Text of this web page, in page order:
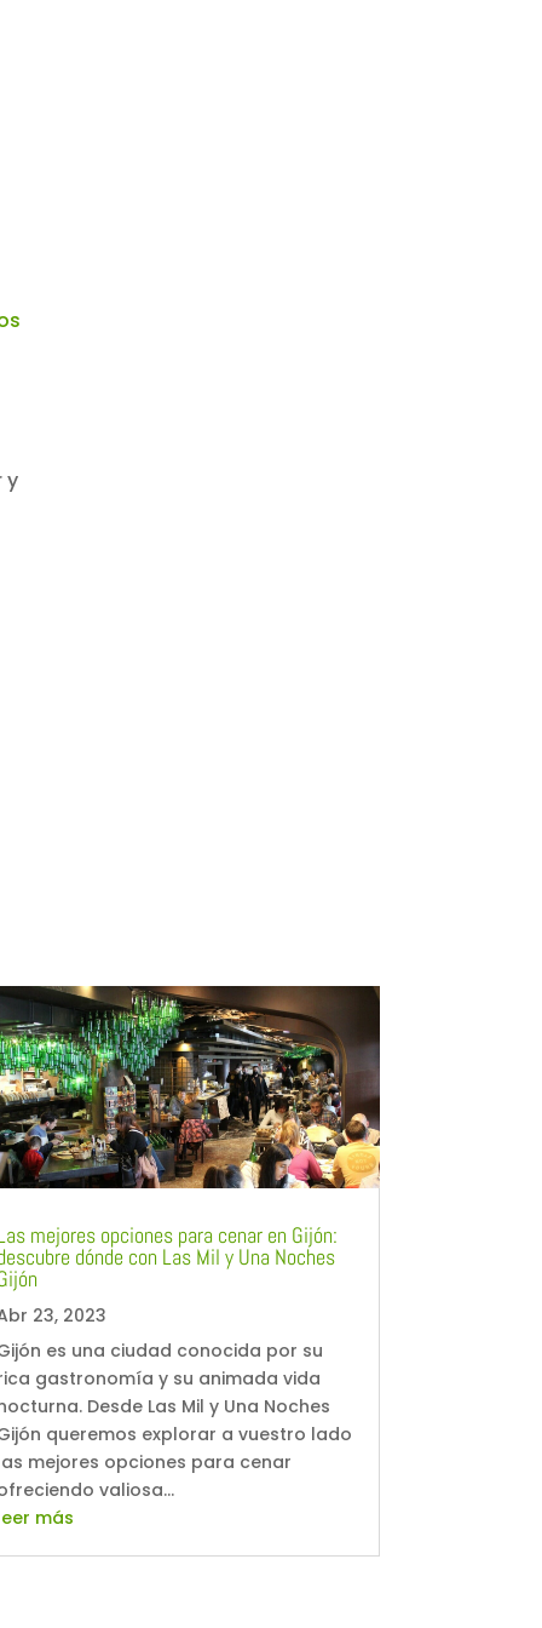
y
mejores opciones para cenar en Gijón:
dónde con Las Mil y Una Noches
23, 2023
es una ciudad conocida por su
gastronomía y su animada vida
Desde Las Mil y Una Noches
queremos explorar a vuestro lado
mejores opciones para cenar
valiosa...
más